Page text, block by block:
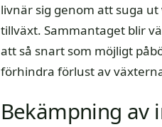
livnär sig genom att suga
tillväxt. Sammantaget blir
att så snart som möjligt
förhindra förlust av
Bekämpning av